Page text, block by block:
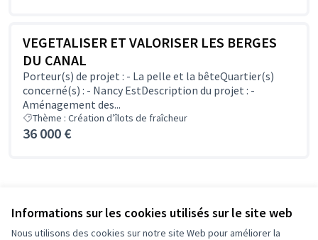
Informations sur les cookies utilisés sur le site web
Nous utilisons des cookies sur notre site Web pour améliorer la
VEGETALISER ET VALORISER LES BERGES
DU CANAL
Porteur(s) de projet : - La pelle et la bêteQuartier(s)
concerné(s) : - Nancy EstDescription du projet : -
Aménagement des...
Thème : Création d’îlots de fraîcheur
36 000 €